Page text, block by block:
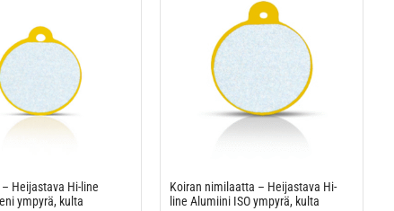
Heijastava Hi-line
ympyrä, kulta
Koiran nimilaatta – Heijastava Hi-
line Alumiini ISO ympyrä, kulta